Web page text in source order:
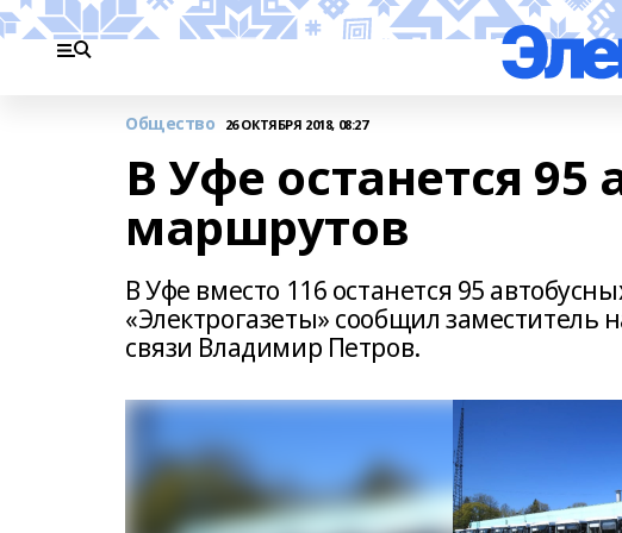
Общество 26 ОКТЯБРЯ 2018, 08:27
В Уфе останется 95
маршрутов
В Уфе вместо 116 останется 95
«Электрогазеты» сообщил
связи Владимир Петров.